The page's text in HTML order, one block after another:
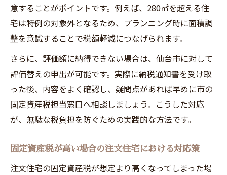
意することがポイントです。例えば、280㎡を超える住
宅は特例の対象外となるため、プランニング時に面積調
整を意識することで税額軽減につなげられます。
さらに、評価額に納得できない場合は、仙台市に対して
評価替えの申出が可能です。実際に納税通知書を受け取
った後、内容をよく確認し、疑問点があれば早めに市の
固定資産税担当窓口へ相談しましょう。こうした対応
が、無駄な税負担を防ぐための実践的な方法です。
固定資産税が高い場合の注文住宅における対応策
注文住宅の固定資産税が想定より高くなってしまった場